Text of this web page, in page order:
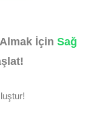
İçin Sağ